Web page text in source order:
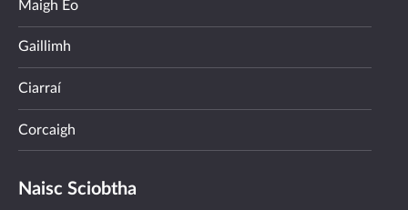
Maigh Eo
Gaillimh
Ciarraí
Corcaigh
Naisc Sciobtha